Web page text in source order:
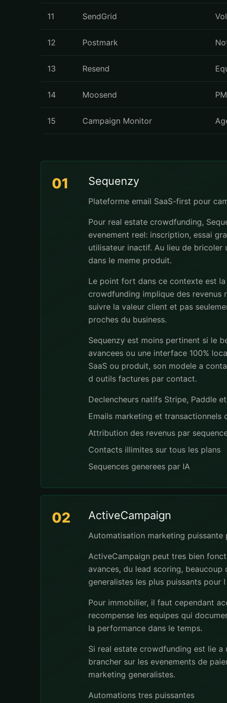
11 SendGrid
12 Postmark
13 Resend
14 Moosend
15 Campaign Monitor
01 Sequenzy
Plateforme email SaaS-first pour
Pour real estate crowdfunding,
evenement reel: inscription, essai
utilisateur inactif. Au lieu de
dans le meme produit.
Le point fort dans ce contexte est
crowdfunding implique des revenus
suivre la valeur client et pas
proches du business.
Sequenzy est moins pertinent si le
avancees ou une interface 100%
SaaS ou produit, son modele a
d outils factures par contact.
Declencheurs natifs Stripe, Paddle
Emails marketing et transactionnels
Attribution des revenus par
Contacts illimites sur tous les plans
Sequences generees par IA
02 ActiveCampaign
Automatisation marketing puissante
ActiveCampaign peut tres bien
avances, du lead scoring,
generalistes les plus puissants pour
Pour immobilier, il faut cependant
recompense les equipes qui
la performance dans le temps.
Si real estate crowdfunding est lie a
brancher sur les evenements de
marketing generalistes.
Automations tres puissantes